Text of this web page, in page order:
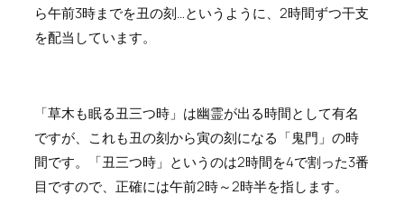
ら午前3時までを丑の刻…というように、2時間ずつ干支
を配当しています。
「草木も眠る丑三つ時」は幽霊が出る時間として有名
ですが、これも丑の刻から寅の刻になる「鬼門」の時
間です。「丑三つ時」というのは2時間を4で割った3番
目ですので、正確には午前2時～2時半を指します。